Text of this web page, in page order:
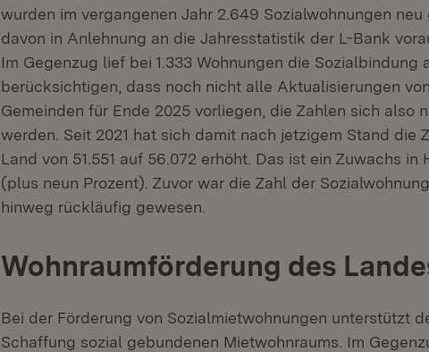
wurden im vergangenen Jahr 2.649 Sozialwohnungen neu
davon in Anlehnung an die Jahresstatistik der L-Bank
Im Gegenzug lief bei 1.333 Wohnungen die Sozialbindung
berücksichtigen, dass noch nicht alle Aktualisierungen
Gemeinden für Ende 2025 vorliegen, die Zahlen sich also
werden. Seit 2021 hat sich damit nach jetzigem Stand die
Land von 51.551 auf 56.072 erhöht. Das ist ein Zuwachs in
(plus neun Prozent). Zuvor war die Zahl der
hinweg rückläufig gewesen.
Wohnraumförderung des
Bei der Förderung von Sozialmietwohnungen unterstützt
Schaffung sozial gebundenen Mietwohnraums. Im